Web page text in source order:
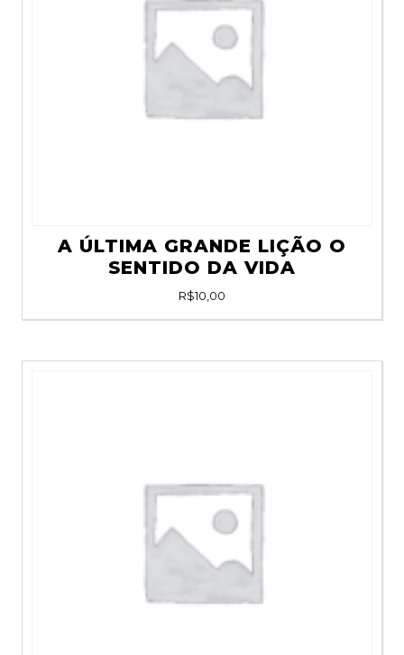
A ÚLTIMA GRANDE LIÇÃO O
SENTIDO DA VIDA
R$10,00